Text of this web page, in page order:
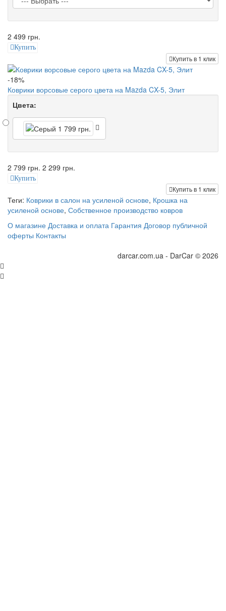
2 499 грн.
Купить
Купить в 1 клик
-18%
Коврики ворсовые серого цвета на Mazda CX-5, Элит
Цвета:
2 799 грн. 2 299 грн.
Купить
Купить в 1 клик
Теги: Коврики в салон на усиленой основе, Крошка на
усиленой основе, Собственное производство ковров
О магазине Доставка и оплата Гарантия Договор публичной
оферты Контакты
darcar.com.ua - DarCar © 2026